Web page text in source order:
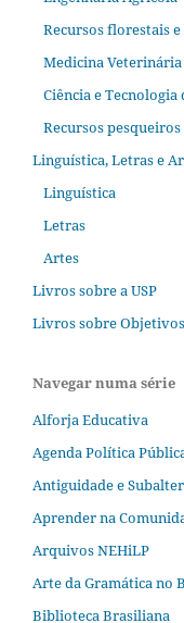
Recursos florestais
Medicina Veterinária
Ciência e
Recursos
Linguística, Letras e
Linguística
Letras
Artes
Livros sobre a USP
Livros sobre
Navegar numa série
Alforja Educativa
Agenda Política
Antiguidade e
Aprender na
Arquivos NEHiLP
Arte da Gramática no
Biblioteca Brasiliana